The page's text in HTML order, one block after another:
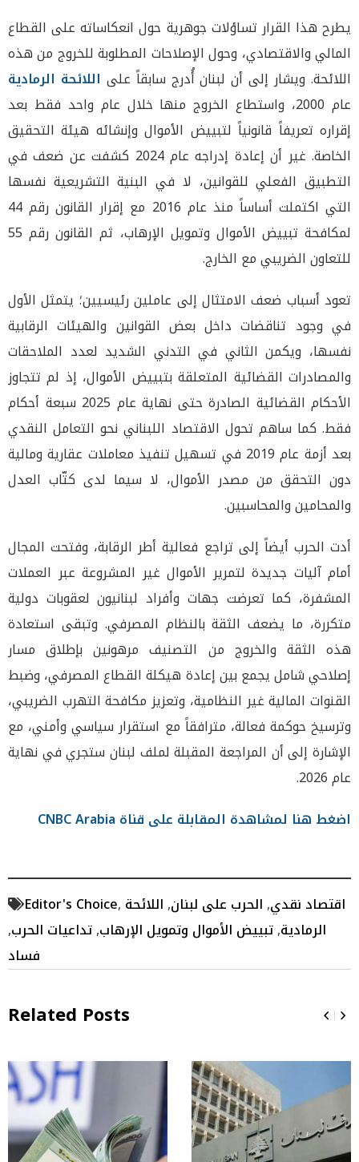
يطرح هذا القرار تساؤلات جوهرية حول انعكاساته على القطاع
المالي والاقتصادي، وحول الإصلاحات المطلوبة للخروج من هذه
اللائحة. ويشار إلى أن لبنان أُدرج سابقاً على اللائحة الرمادية
عام 2000، واستطاع الخروج منها خلال عام واحد فقط بعد
إقراره تعريفاً قانونياً لتبييض الأموال وإنشائه هيئة التحقيق
الخاصة. غير أن إعادة إدراجه عام 2024 كشفت عن ضعف في
التطبيق الفعلي للقوانين، لا في البنية التشريعية نفسها
التي اكتملت أساساً منذ عام 2016 مع إقرار القانون رقم 44
لمكافحة تبييض الأموال وتمويل الإرهاب، ثم القانون رقم 55
للتعاون الضريبي مع الخارج.
تعود أسباب ضعف الامتثال إلى عاملين رئيسيين؛ يتمثل الأول
في وجود تناقضات داخل بعض القوانين والهيئات الرقابية
نفسها، ويكمن الثاني في التدني الشديد لعدد الملاحقات
والمصادرات القضائية المتعلقة بتبييض الأموال، إذ لم تتجاوز
الأحكام القضائية الصادرة حتى نهاية عام 2025 سبعة أحكام
فقط. كما ساهم تحول الاقتصاد اللبناني نحو التعامل النقدي
بعد أزمة عام 2019 في تسهيل تنفيذ معاملات عقارية ومالية
دون التحقق من مصدر الأموال، لا سيما لدى كتّاب العدل
والمحامين والمحاسبين.
أدت الحرب أيضاً إلى تراجع فعالية أطر الرقابة، وفتحت المجال
أمام آليات جديدة لتمرير الأموال غير المشروعة عبر العملات
المشفرة، كما تعرضت جهات وأفراد لبنانيون لعقوبات دولية
متكررة، ما يضعف الثقة بالنظام المصرفي. وتبقى استعادة
هذه الثقة والخروج من التصنيف مرهونين بإطلاق مسار
إصلاحي شامل يجمع بين إعادة هيكلة القطاع المصرفي، وضبط
القنوات المالية غير النظامية، وتعزيز مكافحة التهرب الضريبي،
وترسيخ حوكمة فعالة، مترافقاً مع استقرار سياسي وأمني، مع
الإشارة إلى أن المراجعة المقبلة لملف لبنان ستجري في نهاية
عام 2026.
اضغط هنا لمشاهدة المقابلة على قناة CNBC Arabia
Editor's Choice, اقتصاد نقدي,الحرب على لبنان,اللائحة
الرمادية,تبييض الأموال وتمويل الإرهاب,تداعيات الحرب,
فساد
Related Posts